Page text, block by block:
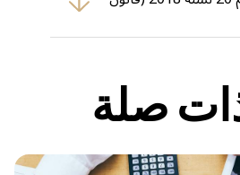
غير المشروعة ومنعها.
صلة